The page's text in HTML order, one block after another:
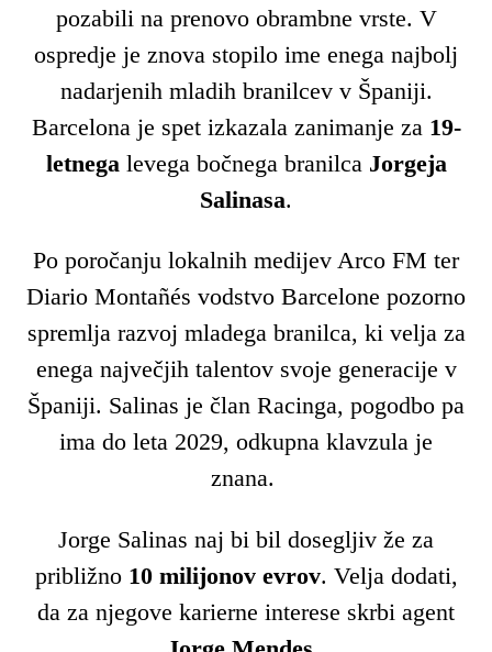
pozabili na prenovo obrambne vrste. V
ospredje je znova stopilo ime enega najbolj
nadarjenih mladih branilcev v Španiji.
Barcelona je spet izkazala zanimanje za 19-
letnega levega bočnega branilca Jorgeja
Salinasa.
Po poročanju lokalnih medijev Arco FM ter
Diario Montañés vodstvo Barcelone pozorno
spremlja razvoj mladega branilca, ki velja za
enega največjih talentov svoje generacije v
Španiji. Salinas je član Racinga, pogodbo pa
ima do leta 2029, odkupna klavzula je
znana.
Jorge Salinas naj bi bil dosegljiv že za
približno 10 milijonov evrov. Velja dodati,
da za njegove karierne interese skrbi agent